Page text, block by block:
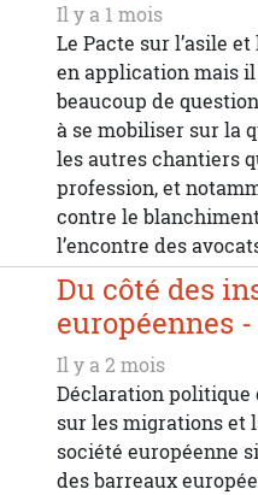
Il y a 1 mois
Le Pacte sur l’asile
en application mais
beaucoup de
à se mobiliser sur la
les autres chantiers
profession, et
contre le
l’encontre des
Du côté des
européennes
Il y a 2 mois
Déclaration politique
sur les migrations et
société européenne
des barreaux